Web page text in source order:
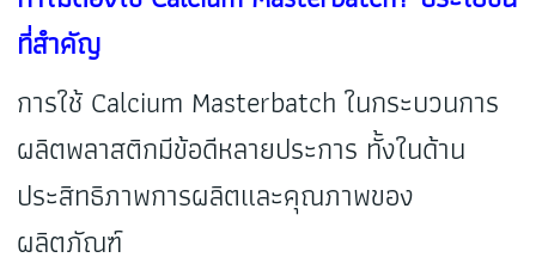
ที่สำคัญ
การใช้ Calcium Masterbatch ในกระบวนการ
ผลิตพลาสติกมีข้อดีหลายประการ ทั้งในด้าน
ประสิทธิภาพการผลิตและคุณภาพของ
ผลิตภัณฑ์